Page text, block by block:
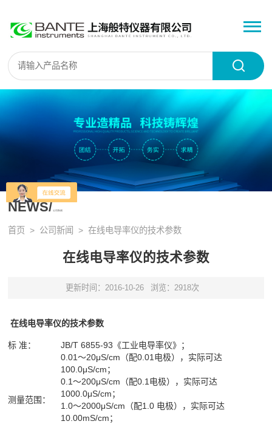
NEWS/公司新闻
首页 > 公司新闻 > 在线电导率仪的技术参数
在线电导率仪的技术参数
更新时间：2016-10-26 浏览：2918次
在线电导率仪的技术参数
标 准： JB/T 6855-93《工业电导率仪》；
测量范围：
0.01～20μS/cm（配0.01电极），实际可达
100.0μS/cm；
0.1～200μS/cm（配0.1电极），实际可达
1000.0μS/cm；
1.0～2000μS/cm（配1.0 电极），实际可达
10.00mS/cm；